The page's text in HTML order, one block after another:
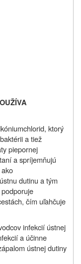
ktorý
a tiež
piepornej
a spríjemňujú
dutinu a tým
čím uľahčuje
infekcií ústnej
a účinne
ústnej dutiny